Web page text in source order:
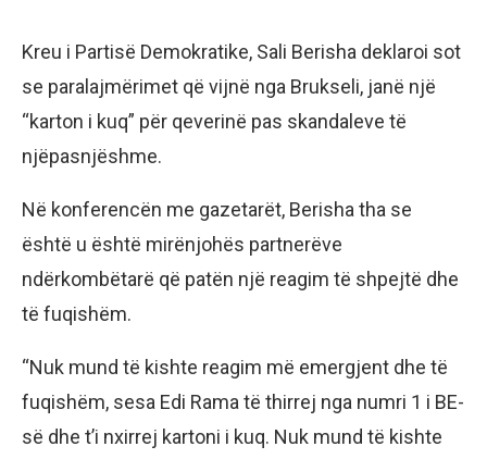
Kreu i Partisë Demokratike, Sali Berisha deklaroi sot
se paralajmërimet që vijnë nga Brukseli, janë një
“karton i kuq” për qeverinë pas skandaleve të
njëpasnjëshme.
Në konferencën me gazetarët, Berisha tha se
është u është mirënjohës partnerëve
ndërkombëtarë që patën një reagim të shpejtë dhe
të fuqishëm.
“Nuk mund të kishte reagim më emergjent dhe të
fuqishëm, sesa Edi Rama të thirrej nga numri 1 i BE-
së dhe t’i nxirrej kartoni i kuq. Nuk mund të kishte